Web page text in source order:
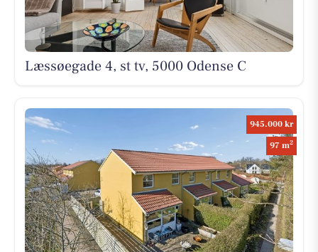
Læssøegade 4, st tv, 5000 Odense C
945.000 kr
97 m2